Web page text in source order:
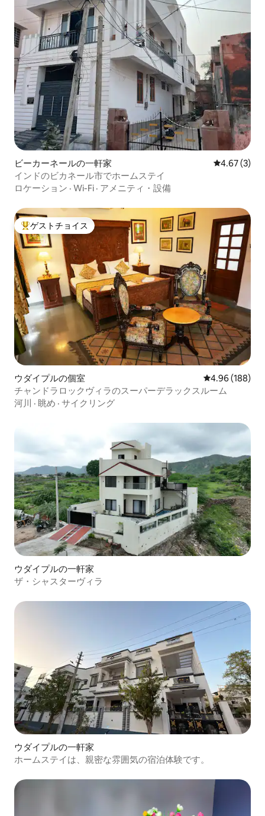
ビーカーネールの一軒家 レビュー3
4.67 (3)
インドのビカネール市でホームステイ
ロケーション · Wi-Fi · アメニティ・設備
大好評のゲストチョイスです。
ゲストチョイス
ウダイプルの個室 レビュー188
4.96 (188)
チャンドラロックヴィラのスーパーデラックスルーム
河川 · 眺め · サイクリング
ウダイプルの一軒家
ザ・シャスターヴィラ
ウダイプルの一軒家
ホームステイは、親密な雰囲気の宿泊体験です。